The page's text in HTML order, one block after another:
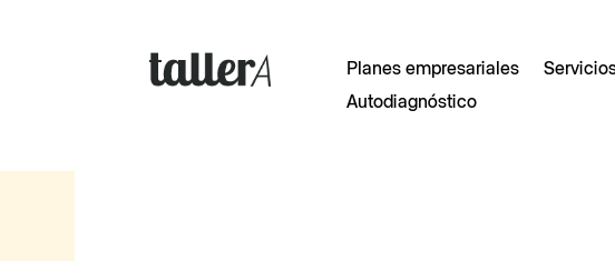
Planes empresariales
Autodiagnóstico